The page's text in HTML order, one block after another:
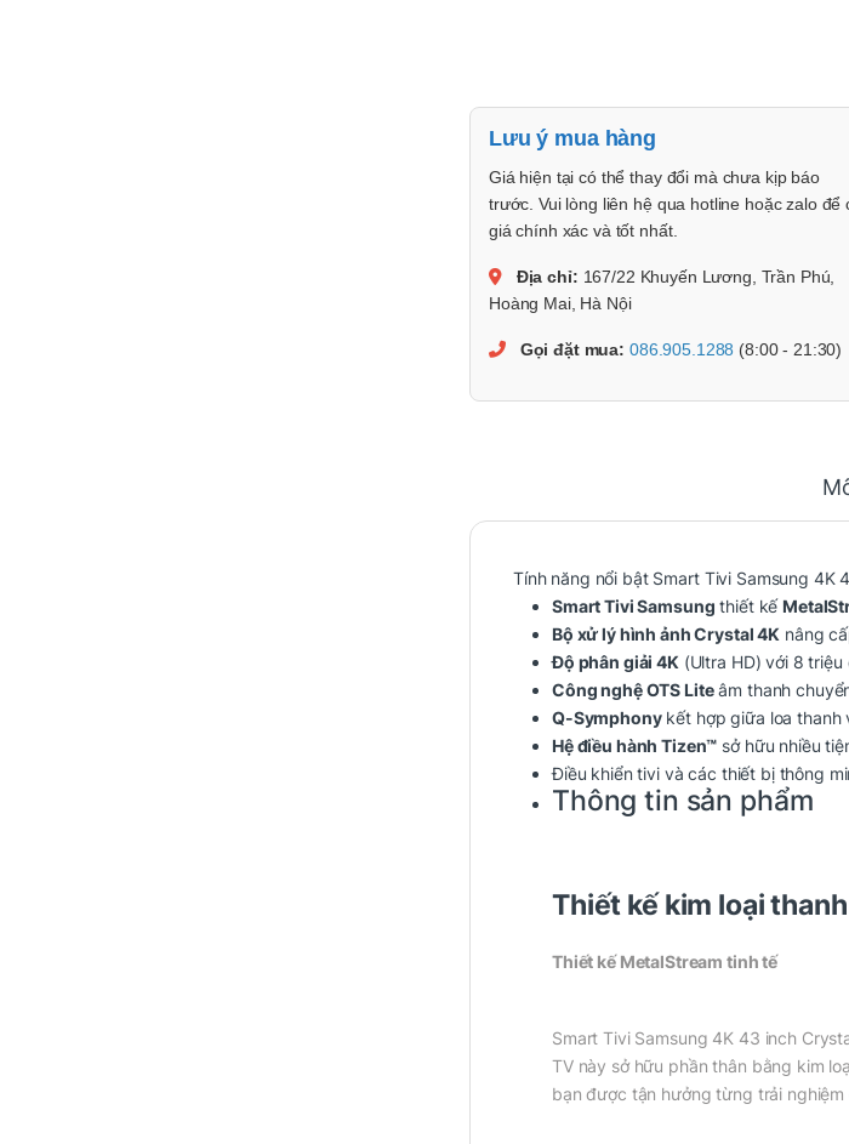
Lưu ý mua hàng
Giá hiện tại có thể thay đổi mà chưa kịp báo
trước. Vui lòng liên hệ qua hotline hoặc zalo để
giá chính xác và tốt nhất.
Địa chỉ: 167/22 Khuyến Lương, Trần Phú,
Hoàng Mai, Hà Nội
Gọi đặt mua: 086.905.1288 (8:00 - 21:30)
Tính năng nổi bật Smart Tivi Samsung 4K
Smart Tivi Samsung thiết kế
Bộ xử lý hình ảnh Crystal 4K nâng
Độ phân giải 4K (Ultra HD) với 8
Công nghệ OTS Liteâm thanh
Q-Symphonykết hợp giữa loa thanh
Hệ điều hành Tizen™ sở hữu nhiều
Điều khiển tivi và các thiết bị thông
Thông tin sản phẩm
Thiết kế kim loại
Thiết kế MetalStream tinh tế
Smart Tivi Samsung 4K 43 inch
TV này sở hữu phần thân bằng kim
bạn được tận hưởng từng trải nghiệm